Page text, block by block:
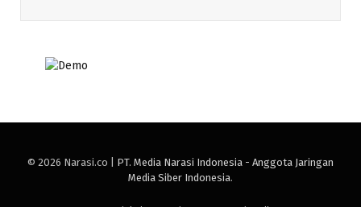
© 2026 Narasi.co | PT. Media Narasi Indonesia - Anggota Jaringan
Media Siber Indonesia.